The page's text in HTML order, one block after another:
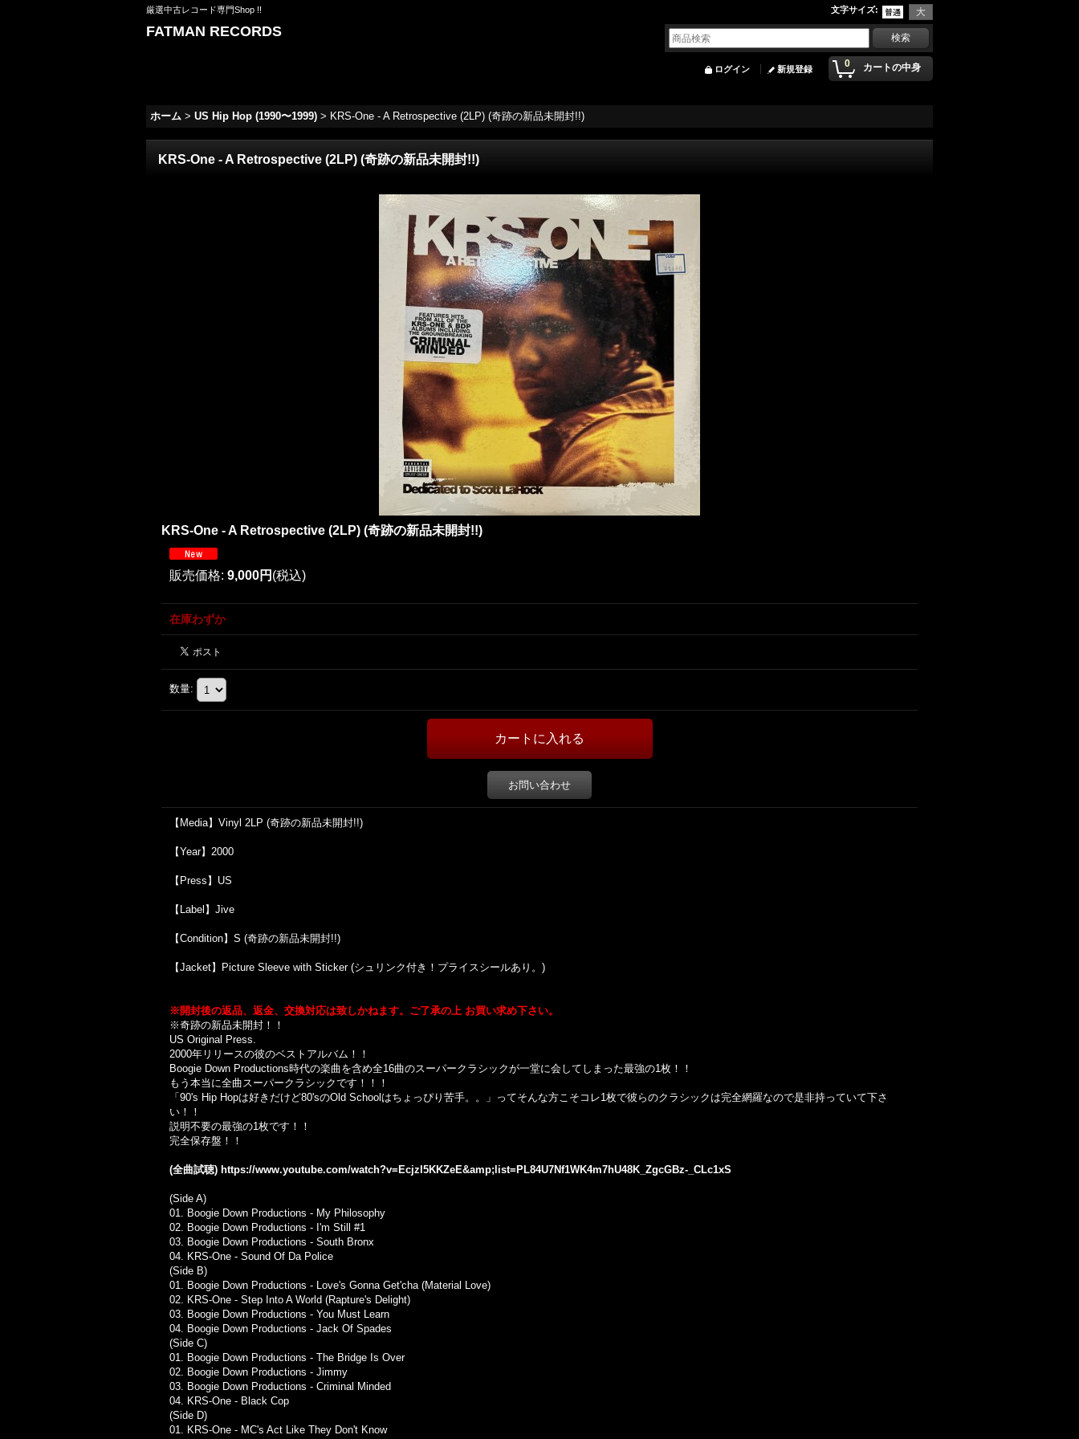
厳選中古レコード専門Shop !! 文字サイズ:
FATMAN RECORDS
0 カートの中身
ログイン 新規登録
ホーム > US Hip Hop (1990〜1999) > KRS-One - A Retrospective (2LP) (奇跡の新品未開封!!)
KRS-One - A Retrospective (2LP) (奇跡の新品未開封!!)
KRS-One - A Retrospective (2LP) (奇跡の新品未開封!!)
販売価格: 9,000円 (税込)
在庫わずか
数量:
お問い合わせ
【Media】Vinyl 2LP (奇跡の新品未開封!!)
【Year】2000
【Press】US
【Label】Jive
【Condition】S (奇跡の新品未開封!!)
【Jacket】Picture Sleeve with Sticker (シュリンク付き！プライスシールあり。)
※開封後の返品、返金、交換対応は致しかねます。ご了承の上 お買い求め下さい。
※奇跡の新品未開封！！
US Original Press.
2000年リリースの彼のベストアルバム！！
Boogie Down Productions時代の楽曲を含め全16曲のスーパークラシックが一堂に会してしまった最強の1枚！！
もう本当に全曲スーパークラシックです！！！
「90's Hip Hopは好きだけど80'sのOld Schoolはちょっぴり苦手。。」ってそんな方こそコレ1枚で彼らのクラシックは完全網羅なので是非持っていて下さ
い！！
説明不要の最強の1枚です！！
完全保存盤！！
(全曲試聴) https://www.youtube.com/watch?v=Ecjzl5KKZeE&amp;list=PL84U7Nf1WK4m7hU48K_ZgcGBz-_CLc1xS
(Side A)
01. Boogie Down Productions - My Philosophy
02. Boogie Down Productions - I'm Still #1
03. Boogie Down Productions - South Bronx
04. KRS-One - Sound Of Da Police
(Side B)
01. Boogie Down Productions - Love's Gonna Get'cha (Material Love)
02. KRS-One - Step Into A World (Rapture's Delight)
03. Boogie Down Productions - You Must Learn
04. Boogie Down Productions - Jack Of Spades
(Side C)
01. Boogie Down Productions - The Bridge Is Over
02. Boogie Down Productions - Jimmy
03. Boogie Down Productions - Criminal Minded
04. KRS-One - Black Cop
(Side D)
01. KRS-One - MC's Act Like They Don't Know